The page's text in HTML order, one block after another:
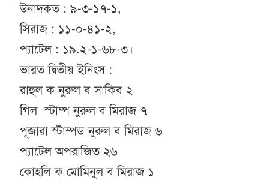
উনাদকত : ৯-৩-১৭-১,
সিরাজ : ১১-০-৪১-২,
প্যাটেল : ১৯.২-১-৬৮-৩।
ভারত দ্বিতীয় ইনিংস :
রাহুল ক নুরুল ব সাকিব ২
গিল স্টাম্প নুরুল ব মিরাজ ৭
পূজারা স্টাম্পড নুরুল ব মিরাজ ৬
প্যাটেল অপরাজিত ২৬
কোহলি ক মোমিনুল ব মিরাজ ১